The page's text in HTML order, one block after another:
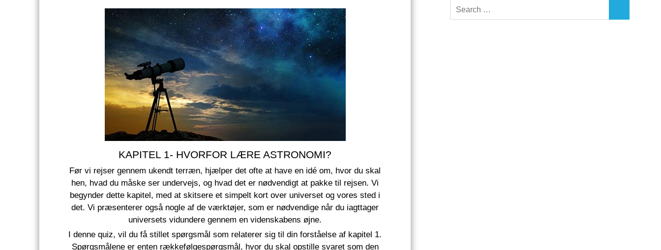
KAPITEL 1- HVORFOR LÆRE ASTRONOMI?
Før vi rejser gennem ukendt terræn, hjælper det ofte at have en idé om, hvor du skal
hen, hvad du måske ser undervejs, og hvad det er nødvendigt at pakke til rejsen. Vi
begynder dette kapitel, med at skitsere et simpelt kort over universet og vores sted i
det. Vi præsenterer også nogle af de værktøjer, som er nødvendige når du iagttager
universets vidundere gennem en videnskabens øjne.
I denne quiz, vil du få stillet spørgsmål som relaterer sig til din forståelse af kapitel 1.
Spørgsmålene er enten rækkefølgespørgsmål, hvor du skal opstille svaret som den
Search